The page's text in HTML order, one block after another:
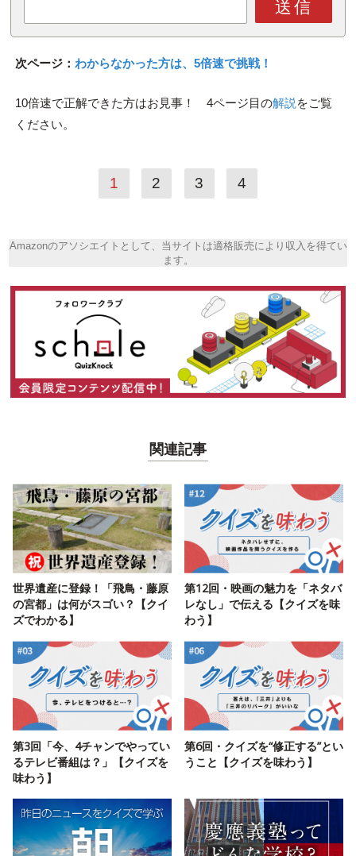
送信
次ページ： わからなかった方は、5倍速で挑戦！
10倍速で正解できた方はお見事！ 4ページ目の解説 をご覧
ください。
1 2 3 4
Amazonのアソシエイトとして、当サイトは適格販売により収入を得てい
ます。
関連記事
世界遺産に登録！「飛鳥・藤原
の宮都」は何がスゴい？【クイ
ズでわかる】
第12回・映画の魅力を「ネタバ
レなし」で伝える【クイズを味
わう】
第3回「今、4チャンでやってい
るテレビ番組は？」【クイズを
味わう】
第6回・クイズを“修正する”とい
うこと【クイズを味わう】